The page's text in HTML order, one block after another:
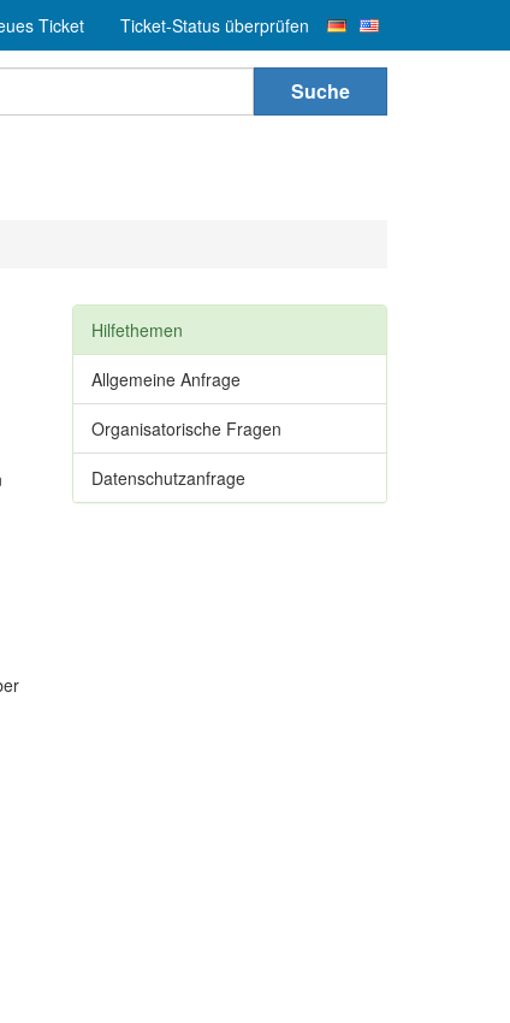
Ticket Ticket-Status überprüfen
Suche
Hilfethemen
Allgemeine Anfrage
Organisatorische Fragen
Datenschutzanfrage